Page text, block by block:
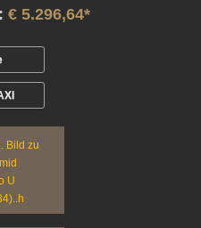
€ 5.296,64*